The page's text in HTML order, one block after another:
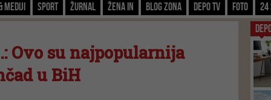
Mediji Sport Žurnal Žena IN Blog zona Depo TV FOTO 24
Ovo su najpopularnija
u BiH